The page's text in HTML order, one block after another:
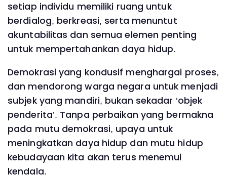
setiap individu memiliki ruang untuk
berdialog, berkreasi, serta menuntut
akuntabilitas dan semua elemen penting
untuk mempertahankan daya hidup.
Demokrasi yang kondusif menghargai proses,
dan mendorong warga negara untuk menjadi
subjek yang mandiri, bukan sekadar ‘objek
penderita’. Tanpa perbaikan yang bermakna
pada mutu demokrasi, upaya untuk
meningkatkan daya hidup dan mutu hidup
kebudayaan kita akan terus menemui
kendala.